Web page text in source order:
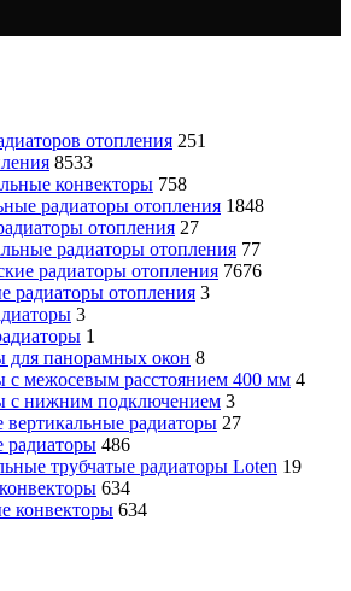
отопления 251
8533
конвекторы 758
радиаторы отопления 1848
отопления 27
радиаторы отопления 77
радиаторы отопления 7676
радиаторы отопления 3
3
1
для панорамных окон 8
с межосевым расстоянием 400 мм 4
с нижним подключением 3
вертикальные радиаторы 27
радиаторы 486
трубчатые радиаторы Loten 19
634
конвекторы 634